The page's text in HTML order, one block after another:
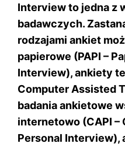
Interviewto jedna z
badawczych.
rodzajami ankiet
papierowe (PAPI –
Interview), ankiety
Computer Assisted
badania ankietowe
internetowo (CAPI
Personal Interview),